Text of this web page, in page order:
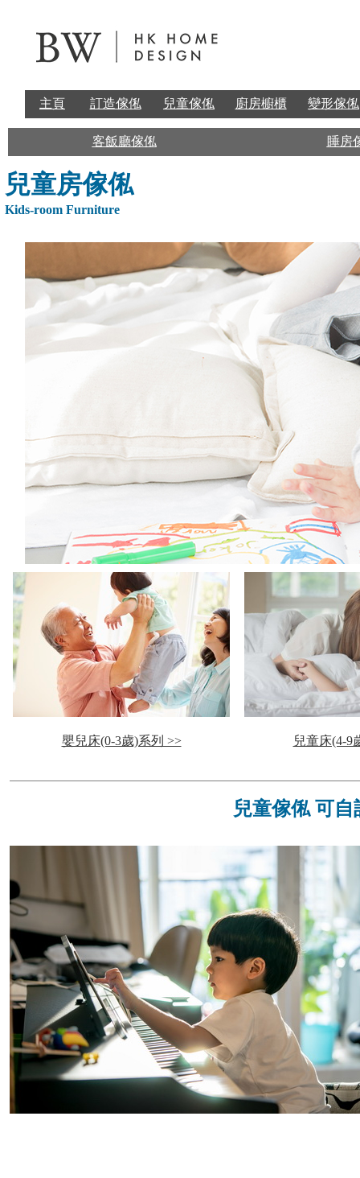
主頁 訂造傢俬 兒童傢俬 廚房櫥櫃 變形傢俬
客飯廳傢俬 睡房
兒童房傢俬
Kids-room Furniture
嬰兒床(0-3歲)系列 >> 兒童床(4-9
兒童傢俬 可自